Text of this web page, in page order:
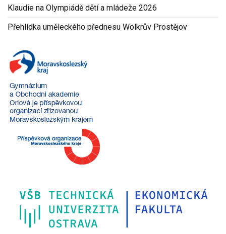
Klaudie na Olympiádě dětí a mládeže 2026
Přehlídka uměleckého přednesu Wolkrův Prostějov